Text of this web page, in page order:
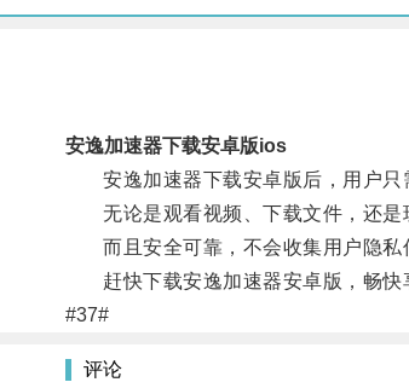
安逸加速器下载安卓版ios
安逸加速器下载安卓版后，用户只
无论是观看视频、下载文件，还是
而且安全可靠，不会收集用户隐私
赶快下载安逸加速器安卓版，畅快
#37#
评论